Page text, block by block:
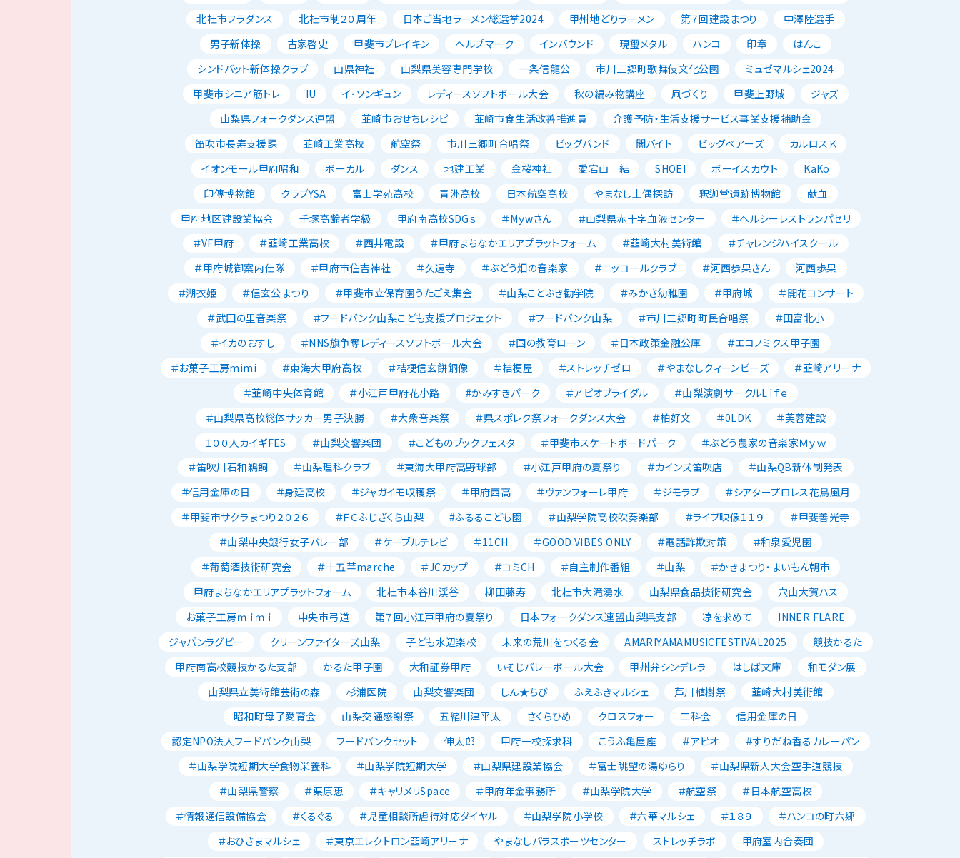
北杜市フラダンス
北杜市制２０周年 日本ご当地ラーメン総選挙2024 甲州地どりラーメン 第７回建設まつり
中澤陸選手
男子新体操
古家啓史 甲斐市ブレイキン ヘルプマーク インバウンド 現璽メタル ハンコ 印章
はんこ
シンドバット新体操クラブ
山県神社 山梨県美容専門学校 一条信龍公 市川三郷町歌舞伎文化公園
ミュゼマルシェ2024
甲斐市シニア筋トレ
IU イ･ソンギュン レディースソフトボール大会 秋の編み物講座 凧づくり 甲斐上野城
ジャズ
山梨県フォークダンス連盟
韮崎市おせちレシピ 韮崎市食生活改善推進員
介護予防・生活支援サービス事業支援補助金
笛吹市長寿支援課
韮崎工業高校 航空祭 市川三郷町合唱祭 ビッグバンド 闇バイト ビッグベアーズ
カルロスＫ
イオンモール甲府昭和
ボーカル ダンス 地建工業 金桜神社 愛宕山 結 SHOEI ボーイスカウト
KaKo
印傳博物館
クラブYSA 富士学苑高校 青洲高校 日本航空高校 やまなし土偶探訪 釈迦堂遺跡博物館
献血
甲府地区建設業協会
千塚高齢者学級 甲府南高校SDGｓ ＃Mｙwさん ＃山梨県赤十字血液センター
＃ヘルシーレストランパセリ
＃VF甲府
＃韮崎工業高校 ＃西井電設 ＃甲府まちなかエリアプラットフォーム ＃韮崎大村美術館
＃チャレンジハイスクール
＃甲府城御案内仕隊
＃甲府市住吉神社 ＃久遠寺 ＃ぶどう畑の音楽家 ＃ニッコールクラブ ＃河西歩果さん
河西歩果
＃湖衣姫
＃信玄公まつり ＃甲斐市立保育園うたごえ集会 ＃山梨ことぶき勧学院 ＃みかさ幼稚園 ＃甲府城
＃開花コンサート
＃武田の里音楽祭
＃フードバンク山梨こども支援プロジェクト ＃フードバンク山梨 ＃市川三郷町町民合唱祭
＃田富北小
＃イカのおすし
＃NNS旗争奪レディースソフトボール大会 ＃国の教育ローン ＃日本政策金融公庫
＃エコノミクス甲子園
＃お菓子工房mimi
＃東海大甲府高校 ＃桔梗信玄餅銅像 ＃桔梗屋 ＃ストレッチゼロ ＃やまなしクィーンビーズ
＃韮崎アリーナ
＃韮崎中央体育館
＃小江戸甲府花小路 #かみすきパーク ＃アピオブライダル
＃山梨演劇サークルLｉｆｅ
＃山梨県高校総体サッカー男子決勝
＃大衆音楽祭 ＃県スポレク祭フォークダンス大会 ＃柏好文 ＃0LDK
＃芙蓉建設
１００人カイギFES
＃山梨交響楽団 ＃こどものブックフェスタ ＃甲斐市スケートボードパーク
＃ぶどう農家の音楽家Ｍｙｗ
＃笛吹川石和鵜飼
＃山梨理科クラブ ＃東海大甲府高野球部 ＃小江戸甲府の夏祭り ＃カインズ笛吹店
＃山梨QB新体制発表
＃信用金庫の日
＃身延高校 ＃ジャガイモ収穫祭 ＃甲府西高 ＃ヴァンフォーレ甲府 ＃ジモラブ
＃シアタープロレス花鳥風月
＃甲斐市サクラまつり２０２６
＃ＦＣふじざくら山梨 #ふるるこども園 ＃山梨学院高校吹奏楽部 ＃ライブ映像１１９
＃甲斐善光寺
＃山梨中央銀行女子バレー部
＃ケーブルテレビ ＃11CH ＃GOOD VIBES ONLY ＃電話詐欺対策
＃和泉愛児園
＃葡萄酒技術研究会
＃十五華marche ＃JCカップ ＃コミCH ＃自主制作番組 ＃山梨
＃かきまつり・まいもん朝市
甲府まちなかエリアプラットフォーム
北杜市本谷川渓谷 柳田藤寿 北杜市大滝湧水 山梨県食品技術研究会
穴山大賀ハス
お菓子工房ｍｉｍｉ
中央市弓道 第７回小江戸甲府の夏祭り 日本フォークダンス連盟山梨県支部 凉を求めて
INNER FLARE
ジャパンラグビー
クリーンファイターズ山梨 子ども水辺楽校 未来の荒川をつくる会 AMARIYAMAMUSICFESTIVAL2025
競技かるた
甲府南高校競技かるた支部
かるた甲子園 大和証券甲府 いそじバレーボール大会 甲州弁シンデレラ はしば文庫
和モダン展
山梨県立美術館芸術の森
杉浦医院 山梨交響楽団 しん★ちび ふえふきマルシェ 芦川植樹祭
韮崎大村美術館
昭和町母子愛育会
山梨交通感謝祭 五緒川津平太 さくらひめ クロスフォー 二科会
信用金庫の日
認定NPO法人フードバンク山梨
フードバンクセット 伸太郎 甲府一校探求科 こうふ亀屋座 ＃アピオ
＃すりだね香るカレーパン
＃山梨学院短期大学食物栄養科
＃山梨学院短期大学 ＃山梨県建設業協会 ＃富士眺望の湯ゆらり
＃山梨県新人大会空手道競技
＃山梨県警察
＃栗原恵 ＃キャリメリSpace ＃甲府年金事務所 ＃山梨学院大学 ＃航空祭
＃日本航空高校
＃情報通信設備協会
＃くるぐる ＃児童相談所虐待対応ダイヤル ＃山梨学院小学校 ＃六華マルシェ ＃１８９
＃ハンコの町六郷
＃おひさまマルシェ
＃東京エレクトロン韮崎アリーナ やまなしパラスポーツセンター ストレッチラボ 甲府室内合奏団